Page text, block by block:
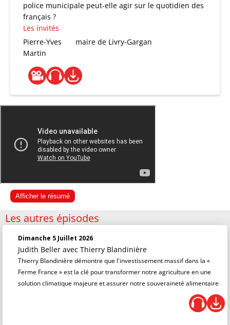
police municipale peut-elle agir sur le quotidien des
français ?
Les invités
Pierre-Yves
Martin
maire de Livry-Gargan
Afficher le résumé
Les autres épisodes
Dimanche 5 Juillet 2026
Judith Beller avec Thierry Blandinière
Thierry Blandinière démontre que l'investissement massif dans la «
Ferme France » est la clé pour transformer notre agriculture en une
solution climatique majeure et assurer notre souveraineté alimentaire